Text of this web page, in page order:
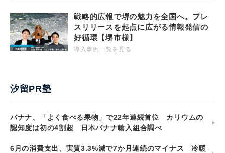
戦略的広報で堺の魅力を全国へ。プレ
スリリースを起点に広がる情報発信の
好循環【堺市様】
導入事例一覧を見る
汐留PR塾
バナナ、「よく食べる果物」で22年連続首位 カリウムの
認知度は初の4割超 日本バナナ輸入組合調べ
6月の消費支出、実質3.3%減で7か月連続のマイナス 冷暖